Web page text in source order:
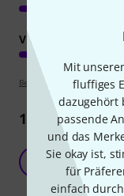
Mit
fluffiges
dazugehört
passende
und das
Sie okay ist,
für
einfach
VERARBEITUNG
Bewertungsrichtlinien
11 Rezensionen
Haben